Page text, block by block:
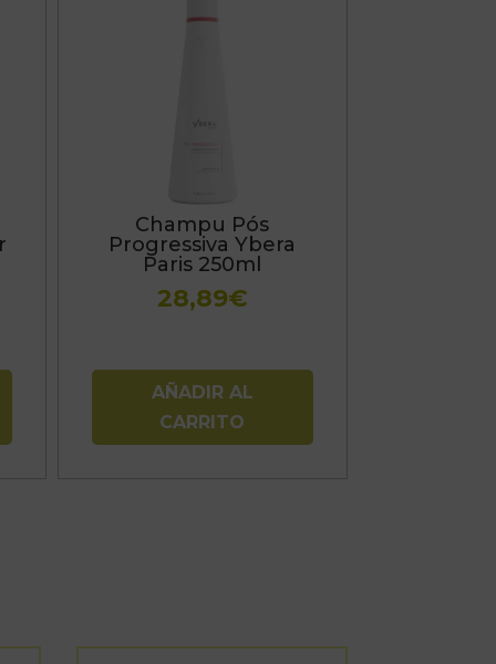
Champu Pós
Progressiva Ybera
Paris 250ml
28,89€
AÑADIR AL
CARRITO